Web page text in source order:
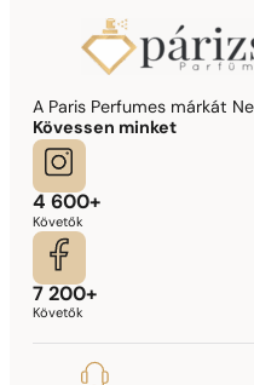
A Paris Perfumes márkát
Kövessen minket
4 600+
Követők
7 200+
Követők